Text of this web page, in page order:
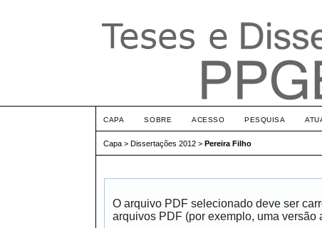
CAPA SOBRE ACESSO PESQUISA
Capa >Dissertações 2012 >Pereira Filho
O arquivo PDF selecionado deve ser
arquivos PDF (por exemplo, uma versão